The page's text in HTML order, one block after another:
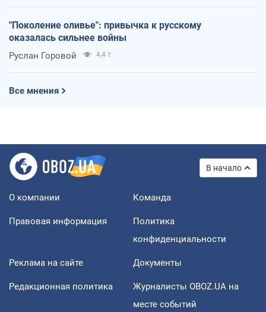
"Поколение оливье": привычка к русскому
оказалась сильнее войны
Руслан Горовой 4,4 т.
Все мнения
В начало
О компании Команда
Правовая информация
Политика
конфиденциальности
Реклама на сайте Документы
Редакционная политика
Журналисты OBOZ.UA на
месте событий